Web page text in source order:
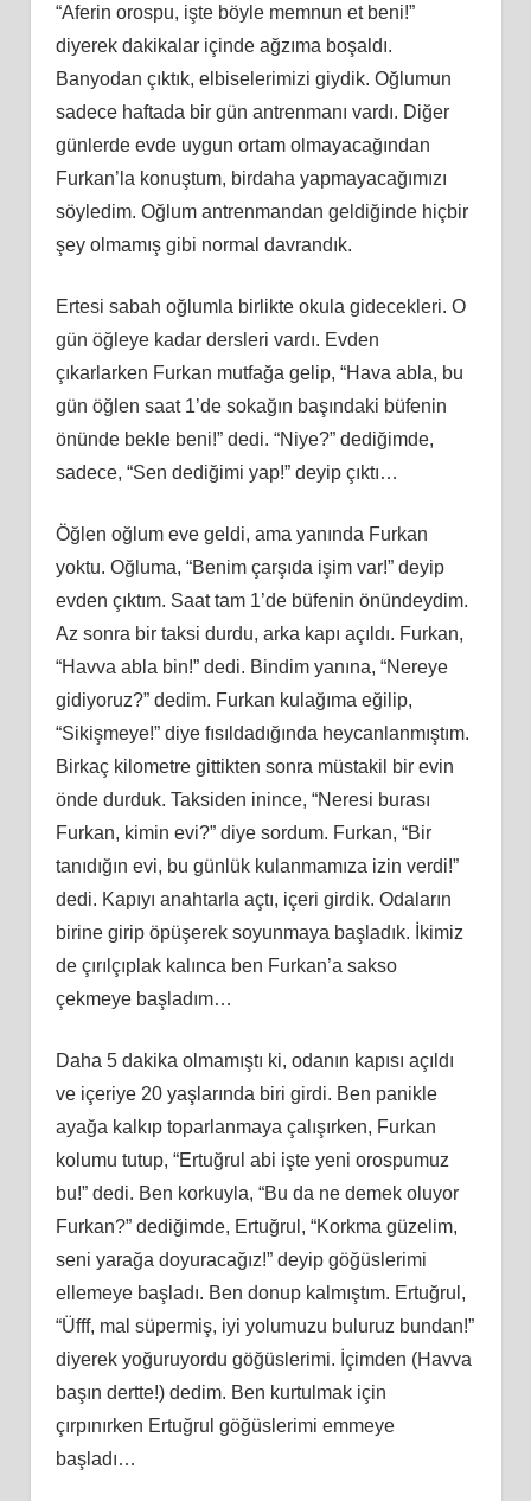
“Aferin orospu, işte böyle memnun et beni!”
diyerek dakikalar içinde ağzıma boşaldı.
Banyodan çıktık, elbiselerimizi giydik. Oğlumun
sadece haftada bir gün antrenmanı vardı. Diğer
günlerde evde uygun ortam olmayacağından
Furkan’la konuştum, birdaha yapmayacağımızı
söyledim. Oğlum antrenmandan geldiğinde hiçbir
şey olmamış gibi normal davrandık.
Ertesi sabah oğlumla birlikte okula gidecekleri. O
gün öğleye kadar dersleri vardı. Evden
çıkarlarken Furkan mutfağa gelip, “Hava abla, bu
gün öğlen saat 1’de sokağın başındaki büfenin
önünde bekle beni!” dedi. “Niye?” dediğimde,
sadece, “Sen dediğimi yap!” deyip çıktı…
Öğlen oğlum eve geldi, ama yanında Furkan
yoktu. Oğluma, “Benim çarşıda işim var!” deyip
evden çıktım. Saat tam 1’de büfenin önündeydim.
Az sonra bir taksi durdu, arka kapı açıldı. Furkan,
“Havva abla bin!” dedi. Bindim yanına, “Nereye
gidiyoruz?” dedim. Furkan kulağıma eğilip,
“Sikişmeye!” diye fısıldadığında heycanlanmıştım.
Birkaç kilometre gittikten sonra müstakil bir evin
önde durduk. Taksiden inince, “Neresi burası
Furkan, kimin evi?” diye sordum. Furkan, “Bir
tanıdığın evi, bu günlük kulanmamıza izin verdi!”
dedi. Kapıyı anahtarla açtı, içeri girdik. Odaların
birine girip öpüşerek soyunmaya başladık. İkimiz
de çırılçıplak kalınca ben Furkan’a sakso
çekmeye başladım…
Daha 5 dakika olmamıştı ki, odanın kapısı açıldı
ve içeriye 20 yaşlarında biri girdi. Ben panikle
ayağa kalkıp toparlanmaya çalışırken, Furkan
kolumu tutup, “Ertuğrul abi işte yeni orospumuz
bu!” dedi. Ben korkuyla, “Bu da ne demek oluyor
Furkan?” dediğimde, Ertuğrul, “Korkma güzelim,
seni yarağa doyuracağız!” deyip göğüslerimi
ellemeye başladı. Ben donup kalmıştım. Ertuğrul,
“Üfff, mal süpermiş, iyi yolumuzu buluruz bundan!”
diyerek yoğuruyordu göğüslerimi. İçimden (Havva
başın dertte!) dedim. Ben kurtulmak için
çırpınırken Ertuğrul göğüslerimi emmeye
başladı…